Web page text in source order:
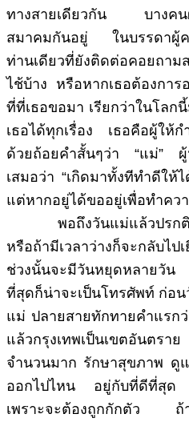
ทางสายเดียวกัน บางคนผ่
สมาคมกันอยู่ ในบรรดาผู้ค
ท่านเดียวที่ยังติดต่อคอยถาม
ไช้บ้าง หรือหากเธอต้องการ
ที่ที่เธอขอมา เรียกว่าในโลก
เธอได้ทุกเรื่อง เธอคือผู้ให้ก
ด้วยถ้อยคำสั้นๆว่า “แม่”
เสมอว่า “เกิดมาทั้งทีทำดีให้
แต่หากอยู่ได้ขออยู่เพื่อทำคว
พอถึงวันแม่แล้วปรก
หรือถ้ามีเวลาว่างก็จะกลับไ
ช่วงนั้นจะมีวันหยุดหลายวั
ที่สุดก็น่าจะเป็นโทรศัพท์ ก่อ
แม่ ปลายสายทักทายคำแรก
แล้วกรุงเทพเป็นเขตอันตร
จำนวนมาก รักษาสุขภาพ ดูแ
ออกไปไหน อยู่กับที่ดีที่สุด
เพราะจะต้องถูกกักตัว ถ้า